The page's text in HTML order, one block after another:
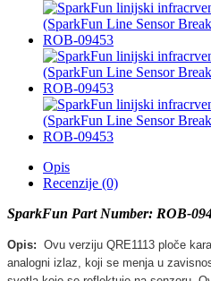
Opis
Recenzije (0)
SparkFun Part Number: ROB-
Opis: Ovu verziju QRE1113 ploče
analogni izlaz, koji se menja u